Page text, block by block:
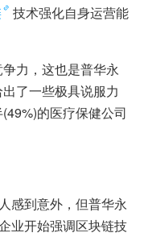
技术强化自身运营能
力，这也是普华永
了一些极具说服力
的医疗保健公司
感到意外，但普华永
业开始强调区块链技